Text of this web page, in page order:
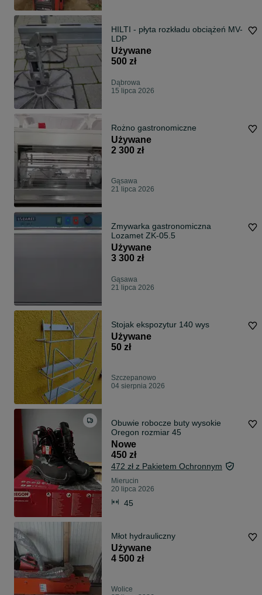
HILTI - płyta rozkładu obciążeń MV-
LDP
Używane
500 zł
Dąbrowa
15 lipca 2026
Rożno gastronomiczne
Używane
2 300 zł
Gąsawa
21 lipca 2026
Zmywarka gastronomiczna
Lozamet ZK-05.5
Używane
3 300 zł
Gąsawa
21 lipca 2026
Stojak ekspozytur 140 wys
Używane
50 zł
Szczepanowo
04 sierpnia 2026
Obuwie robocze buty wysokie
Oregon rozmiar 45
Nowe
450 zł
472 zł z Pakietem Ochronnym
Mierucin
20 lipca 2026
45
Młot hydrauliczny
Używane
4 500 zł
Wolice